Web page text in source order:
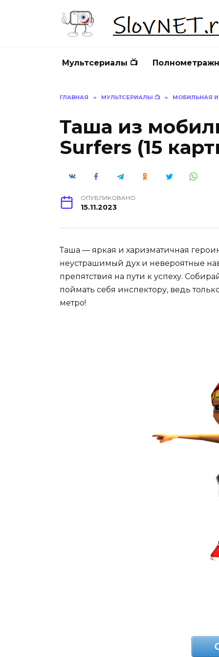
Мультсериалы 📺
ГЛАВНАЯ » МУЛЬТСЕРИАЛЫ 📺 » МОБИЛЬНАЯ
Таша из
Surfers (15
ОПУБЛИКОВАНО
15.11.2023
Таша — яркая и харизматичная
неустрашимый дух и невероятные
препятствия на пути к успеху.
поймать себя инспектору, ведь
метро!